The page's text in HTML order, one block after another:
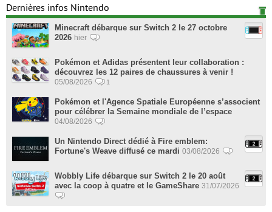
Dernières infos Nintendo
Minecraft débarque sur Switch 2 le 27 octobre
2026 hier
Pokémon et Adidas présentent leur collaboration :
découvrez les 12 paires de chaussures à venir !
05/08/2026 1
Pokémon et l'Agence Spatiale Européenne s’associent
pour célébrer la Semaine mondiale de l’espace
04/08/2026
Un Nintendo Direct dédié à Fire emblem:
Fortune's Weave diffusé ce mardi 03/08/2026
Wobbly Life débarque sur Switch 2 le 20 août
avec la coop à quatre et le GameShare 31/07/2026